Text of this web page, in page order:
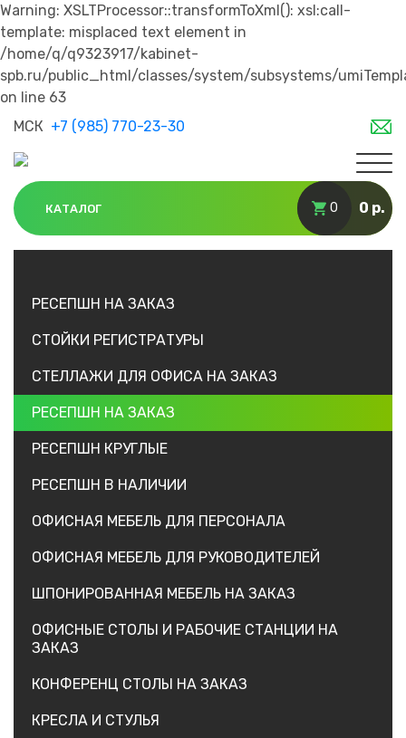
Warning: XSLTProcessor::transformToXml(): xsl:call-
template: misplaced text element in
/home/q/q9323917/kabinet-
spb.ru/public_html/classes/system/subsystems/
on line 63
МСК +7 (985) 770-23-30
КАТАЛОГ 0 0 р.
РЕСЕПШН НА ЗАКАЗ
СТОЙКИ РЕГИСТРАТУРЫ
СТЕЛЛАЖИ ДЛЯ ОФИСА НА ЗАКАЗ
РЕСЕПШН НА ЗАКАЗ
РЕСЕПШН КРУГЛЫЕ
РЕСЕПШН В НАЛИЧИИ
ОФИСНАЯ МЕБЕЛЬ ДЛЯ ПЕРСОНАЛА
ОФИСНАЯ МЕБЕЛЬ ДЛЯ РУКОВОДИТЕЛЕЙ
ШПОНИРОВАННАЯ МЕБЕЛЬ НА ЗАКАЗ
ОФИСНЫЕ СТОЛЫ И РАБОЧИЕ СТАНЦИИ НА
ЗАКАЗ
КОНФЕРЕНЦ СТОЛЫ НА ЗАКАЗ
КРЕСЛА И СТУЛЬЯ